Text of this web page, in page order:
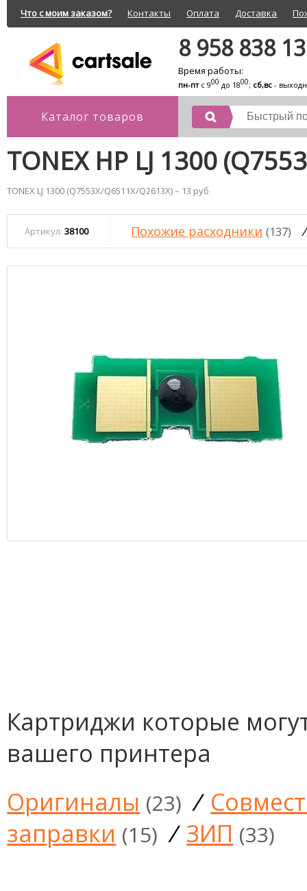
Что с моим заказом? Контакты Оплата Доставка
8 958 838
Время работы:
пн-птс 900 до 1800; сб,вс -
Каталог товаров
TONEX HP LJ 1300
TONEX LJ 1300 (Q7553X/Q6511X/Q2613X) – 13 руб
Артикул: 38100 Похожие расходники (137) /
Картриджи которые
вашего принтера
Оригиналы (23) /
заправки (15) / ЗИП (33)